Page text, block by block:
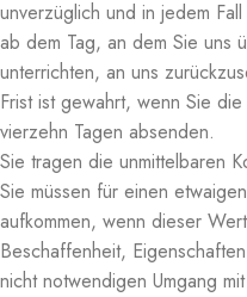
unverzüglich und in jedem
ab dem Tag, an dem Sie uns
unterrichten, an uns
Frist ist gewahrt, wenn Sie
vierzehn Tagen absenden.
Sie tragen die unmittelbaren
Sie müssen für einen
aufkommen, wenn dieser
Beschaffenheit,
nicht notwendigen Umgang